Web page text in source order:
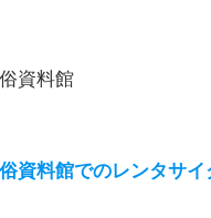
資料館
資料館でのレンタサ